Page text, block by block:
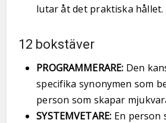
lutar åt det praktiska hållet.
12 bokstäver
PROGRAMMERARE: Den
specifika synonymen som
person som skapar
SYSTEMVETARE: En person